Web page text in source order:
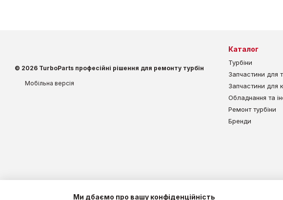
© 2026 TurboParts професійні рішення для ремонту турбін
Мобільна версія
Каталог
Турбіни
Запчастини для
Запчастини для
Обладнання та
Ремонт турбіни
Бренди
Ми дбаємо про вашу конфіденційність